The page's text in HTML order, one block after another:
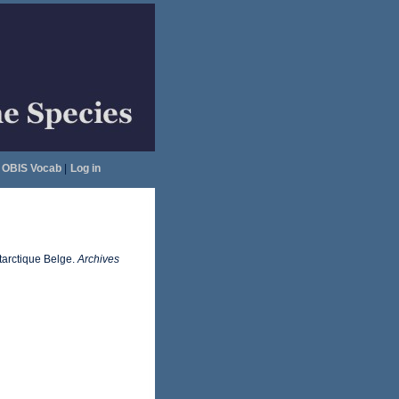
OBIS Vocab| Log in
Belge.Archives